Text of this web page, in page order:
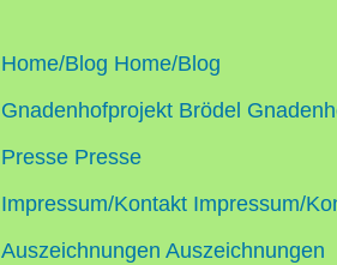
Home/Blog Home/Blog
Gnadenhofprojekt Brödel
Presse Presse
Impressum/Kontakt Impressum/
Auszeichnungen Auszeichnungen